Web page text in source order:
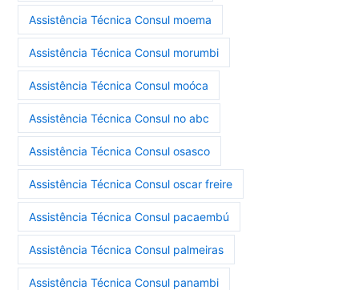
Assistência Técnica Consul moema
Assistência Técnica Consul morumbi
Assistência Técnica Consul moóca
Assistência Técnica Consul no abc
Assistência Técnica Consul osasco
Assistência Técnica Consul oscar freire
Assistência Técnica Consul pacaembú
Assistência Técnica Consul palmeiras
Assistência Técnica Consul panambi